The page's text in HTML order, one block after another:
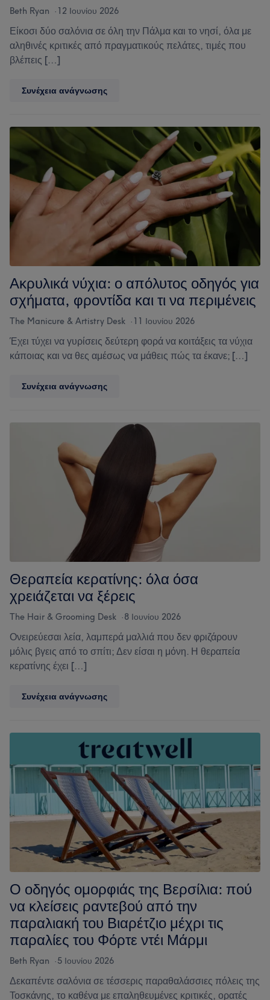
Beth Ryan 12 Ιουνίου 2026
Είκοσι δύο σαλόνια σε όλη την Πάλμα και το νησί, όλα με
αληθινές κριτικές από πραγματικούς πελάτες, τιμές που
βλέπεις […]
Συνέχεια ανάγνωσηςΠού
ραντεβού
ομορφιάς
στη
Μαγιόρκα,
γειτονιά
τη
γειτονιά
Ακρυλικά νύχια: ο απόλυτος οδηγός για
σχήματα, φροντίδα και τι να περιμένεις
The Manicure & Artistry Desk 11 Ιουνίου 2026
Έχει τύχει να γυρίσεις δεύτερη φορά να κοιτάξεις τα νύχια
κάποιας και να θες αμέσως να μάθεις πώς τα έκανε; […]
Συνέχεια ανάγνωσηςΑκρυλικά
απόλυτος
οδηγός
για
περιμένεις
Θεραπεία κερατίνης: όλα όσα
χρειάζεται να ξέρεις
The Hair & Grooming Desk 8 Ιουνίου 2026
Ονειρεύεσαι λεία, λαμπερά μαλλιά που δεν φριζάρουν
μόλις βγεις από το σπίτι; Δεν είσαι η μόνη. Η θεραπεία
κερατίνης έχει […]
Συνέχεια ανάγνωσηςΘεραπεία
όσα
χρειάζεται
να
ξέρεις
Ο οδηγός ομορφιάς της Βερσίλια: πού
να κλείσεις ραντεβού από την
παραλιακή του Βιαρέτζιο μέχρι τις
παραλίες του Φόρτε ντέι Μάρμι
Beth Ryan 5 Ιουνίου 2026
Δεκαπέντε σαλόνια σε τέσσερις παραθαλάσσιες πόλεις της
Τοσκάνης, το καθένα με επαληθευμένες κριτικές, ορατές